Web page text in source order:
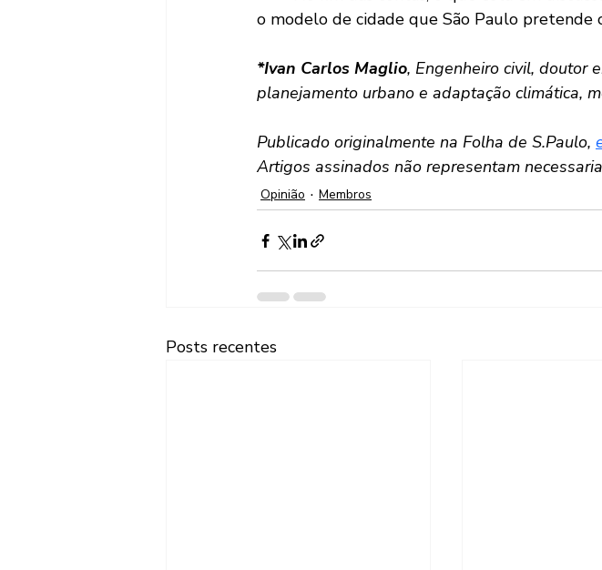
o modelo de cidade que São Paulo pretende
*Ivan Carlos Maglio, Engenheiro civil, doutor
planejamento urbano e adaptação climática,
Publicado originalmente na Folha de S.Paulo,
Artigos assinados não representam
Opinião Membros
Posts recentes